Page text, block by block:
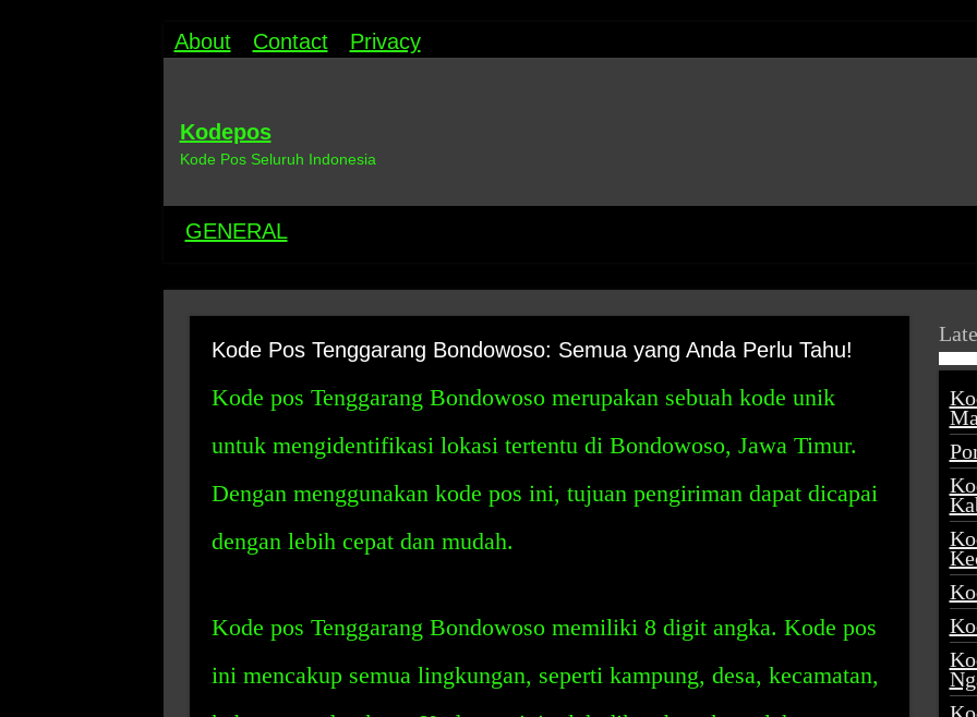
About Contact Privacy
Kodepos
Kode Pos Seluruh Indonesia
GENERAL
Kode Pos Tenggarang Bondowoso: Semua yang Anda Perlu Tahu!
Kode pos Tenggarang Bondowoso merupakan sebuah kode unik
untuk mengidentifikasi lokasi tertentu di Bondowoso, Jawa Timur.
Dengan menggunakan kode pos ini, tujuan pengiriman dapat dicapai
dengan lebih cepat dan mudah.
Kode pos Tenggarang Bondowoso memiliki 8 digit angka. Kode pos
ini mencakup semua lingkungan, seperti kampung, desa, kecamatan,